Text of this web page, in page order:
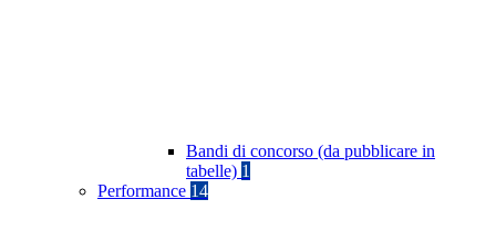
Bandi di concorso (da pubblicare in
tabelle) 1
Performance 14